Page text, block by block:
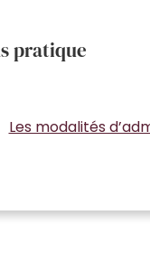
pratique
Les modalités